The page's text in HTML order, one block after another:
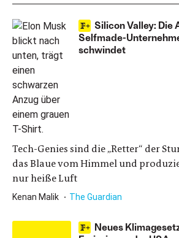
Silicon Valley: Die
Selfmade-
schwindet
Tech-Genies sind die „Retter“ der
das Blaue vom Himmel und
nur heiße Luft
Kenan Malik The Guardian
Neues